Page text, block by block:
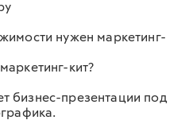
нужен маркетинг-
кит?
бизнес-презентации под